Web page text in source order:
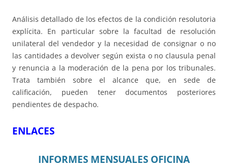
Análisis detallado de los efectos de la condición resolutoria
explícita. En particular sobre la facultad de resolución
unilateral del vendedor y la necesidad de consignar o no
las cantidades a devolver según exista o no clausula penal
y renuncia a la moderación de la pena por los tribunales.
Trata también sobre el alcance que, en sede de
calificación, pueden tener documentos posteriores
pendientes de despacho.
ENLACES
INFORMES MENSUALES OFICINA